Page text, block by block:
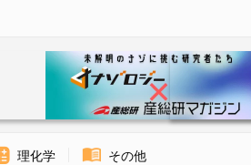
理化学 その他